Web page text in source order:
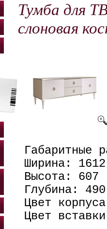
Тумба для
слоновая
Габаритные
Ширина: 1612
Высота: 607
Глубина: 490
Цвет
Цвет